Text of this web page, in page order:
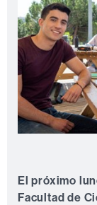
El próximo
Facultad de